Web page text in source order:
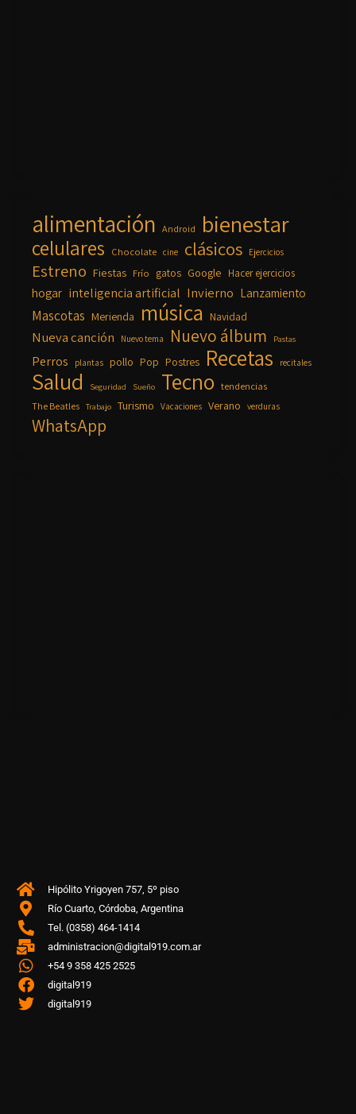
alimentación Android bienestar
celulares Chocolate cine clásicos Ejercicios
Estreno Fiestas Frío gatos Google Hacer ejercicios
hogar inteligencia artificial Invierno Lanzamiento
Mascotas Merienda música Navidad
Nueva canción Nuevo tema Nuevo álbum Pastas
Perros plantas pollo Pop Postres Recetas recitales
Salud Seguridad Sueño Tecno tendencias
The Beatles Trabajo Turismo Vacaciones Verano verduras
WhatsApp
Hipólito Yrigoyen 757, 5º piso
Río Cuarto, Córdoba, Argentina
Tel. (0358) 464-1414
administracion@digital919.com.ar
+54 9 358 425 2525
digital919
digital919